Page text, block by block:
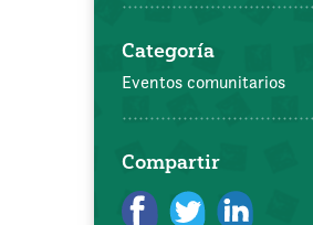
Categoría
Eventos comunitarios
Compartir